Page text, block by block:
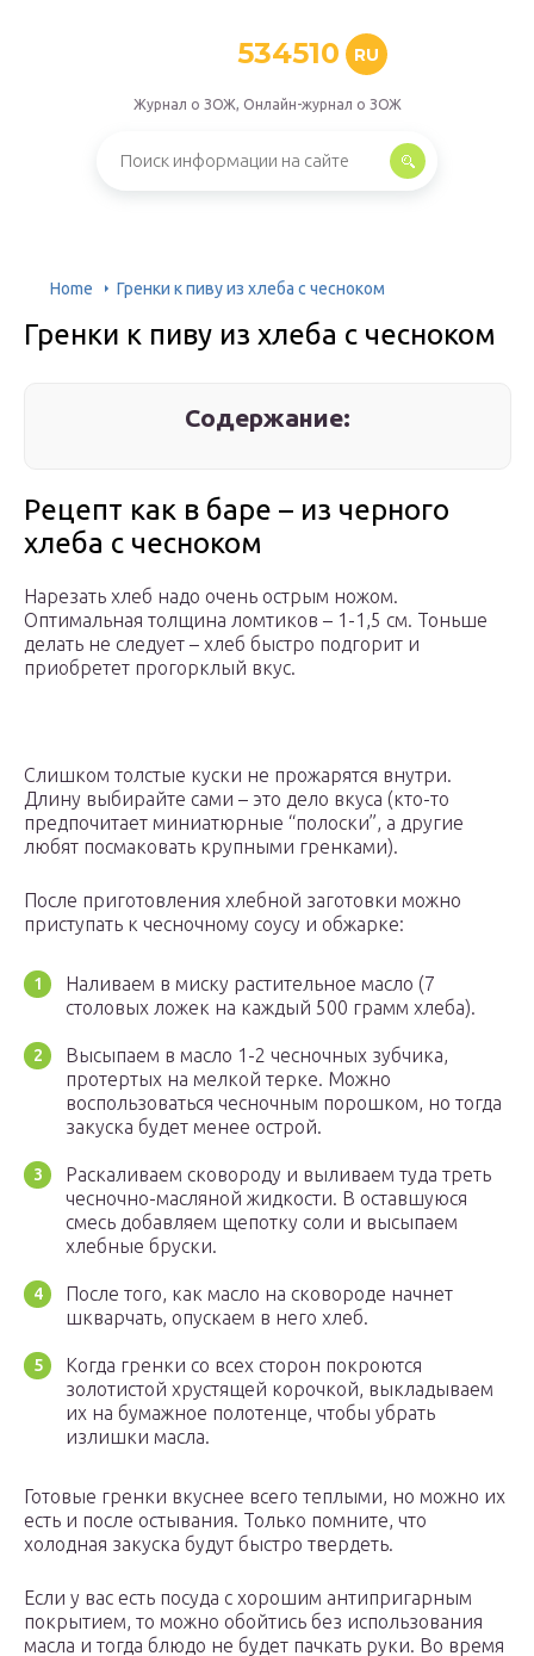
534510 RU
Журнал о ЗОЖ, Онлайн-журнал о ЗОЖ
Home Гренки к пиву из хлеба с чесноком
Гренки к пиву из хлеба с чесноком
Содержание:
Рецепт как в баре – из черного
хлеба с чесноком
Нарезать хлеб надо очень острым ножом.
Оптимальная толщина ломтиков – 1-1,5 см. Тоньше
делать не следует – хлеб быстро подгорит и
приобретет прогорклый вкус.
Слишком толстые куски не прожарятся внутри.
Длину выбирайте сами – это дело вкуса (кто-то
предпочитает миниатюрные “полоски”, а другие
любят посмаковать крупными гренками).
После приготовления хлебной заготовки можно
приступать к чесночному соусу и обжарке:
Наливаем в миску растительное масло (7
столовых ложек на каждый 500 грамм хлеба).
Высыпаем в масло 1-2 чесночных зубчика,
протертых на мелкой терке. Можно
воспользоваться чесночным порошком, но тогда
закуска будет менее острой.
Раскаливаем сковороду и выливаем туда треть
чесночно-масляной жидкости. В оставшуюся
смесь добавляем щепотку соли и высыпаем
хлебные бруски.
После того, как масло на сковороде начнет
шкварчать, опускаем в него хлеб.
Когда гренки со всех сторон покроются
золотистой хрустящей корочкой, выкладываем
их на бумажное полотенце, чтобы убрать
излишки масла.
Готовые гренки вкуснее всего теплыми, но можно их
есть и после остывания. Только помните, что
холодная закуска будут быстро твердеть.
Если у вас есть посуда с хорошим антипригарным
покрытием, то можно обойтись без использования
масла и тогда блюдо не будет пачкать руки. Во время